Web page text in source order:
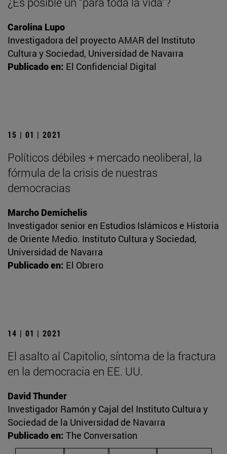
Carolina Lupo
Investigadora del proyecto AMAR del Instituto
Cultura y Sociedad, Universidad de Navarra
Publicado en: El Confidencial Digital
15 | 01 | 2021
Políticos débiles + mercado neoliberal, la
fórmula de la crisis de nuestras
democracias
Marcho Demichelis
Investigador senior en Estudios Islámicos e Historia
de Oriente Medio. Instituto Cultura y Sociedad,
Universidad de Navarra
Publicado en: El Obrero
14 | 01 | 2021
El asalto al Capitolio, síntoma de la fractura
en la democracia en EE. UU.
David Thunder
Investigador Ramón y Cajal del Instituto Cultura y
Sociedad de la Universidad de Navarra
Publicado en: The Conversation